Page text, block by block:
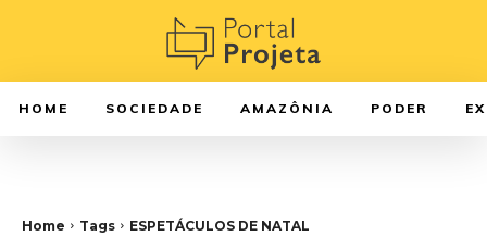
HOME SOCIEDADE AMAZÔNIA PODER
Home Tags ESPETÁCULOS DE NATAL